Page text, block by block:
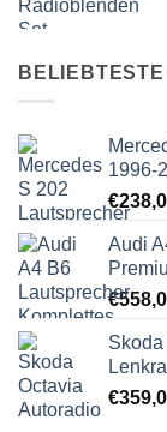
1996-
€
Audi
€
€